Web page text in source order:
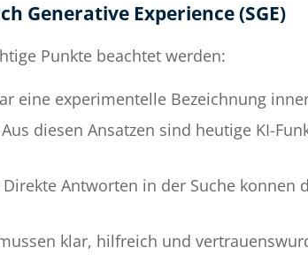
Generative Experience (SGE)
Punkte beachtet werden:
eine experimentelle Bezeichnung
Aus diesen Ansatzen sind heutige KI-
Direkte Antworten in der Suche konnen
klar, hilfreich und